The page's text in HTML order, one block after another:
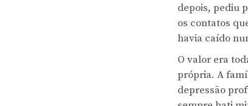
depois, pediu
os contatos
havia caído
O valor era
própria. A
depressão